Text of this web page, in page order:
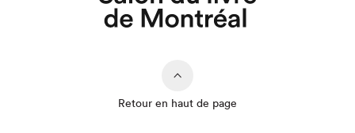
Retour en haut de page